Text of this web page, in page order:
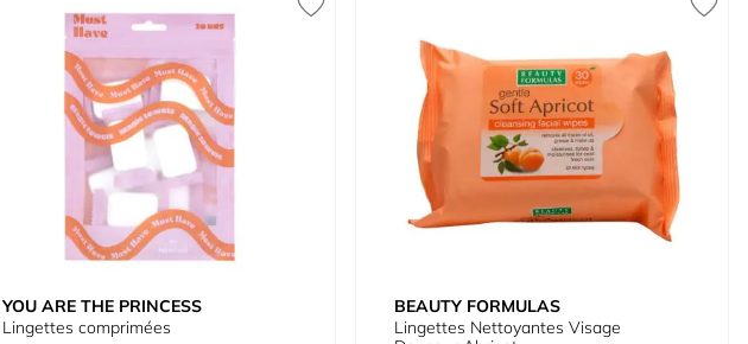
YOU ARE THE PRINCESS
Lingettes comprimées
BEAUTY FORMULAS
Lingettes Nettoyantes Visage